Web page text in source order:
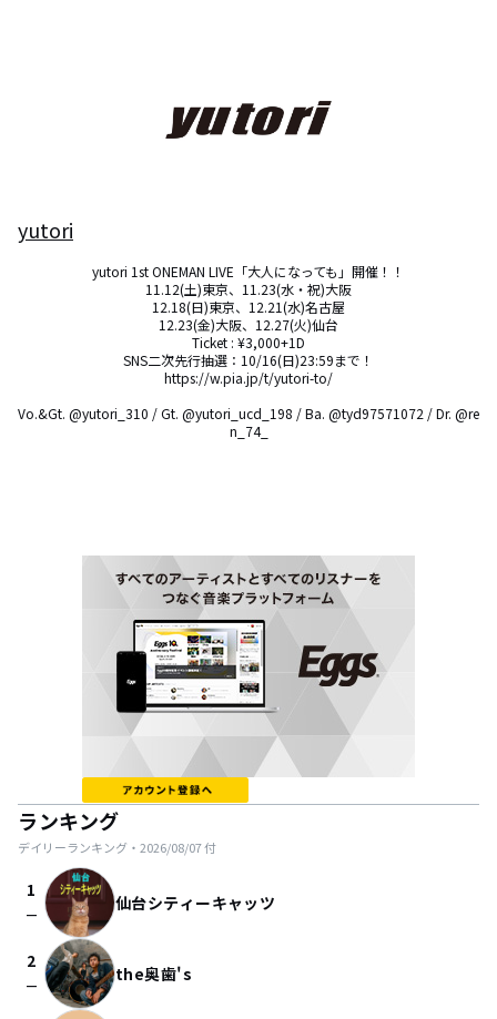
yutori
yutori 1st ONEMAN LIVE「大人になっても」開催！！
11.12(土)東京、11.23(水・祝)大阪
12.18(日)東京、12.21(水)名古屋
12.23(金)大阪、12.27(火)仙台
Ticket : ¥3,000+1D
SNS二次先行抽選：10/16(日)23:59まで！
https://w.pia.jp/t/yutori-to/
Vo.&Gt. @yutori_310 / Gt. @yutori_ucd_198 / Ba. @tyd97571072 / Dr. @re
n_74_
ランキング
デイリーランキング・ 2026/08/07付
1
check_indeterminate_small 仙台シティーキャッツ
2
check_indeterminate_small the奥歯's